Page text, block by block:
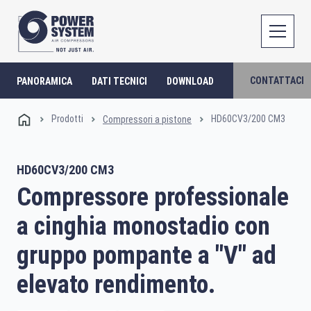
PANORAMICA DATI TECNICI DOWNLOAD CONTATTACI
Prodotti Compressori a pistone HD60CV3/200 CM3
HD60CV3/200 CM3
Compressore professionale
a cinghia monostadio con
gruppo pompante a "V" ad
elevato rendimento.